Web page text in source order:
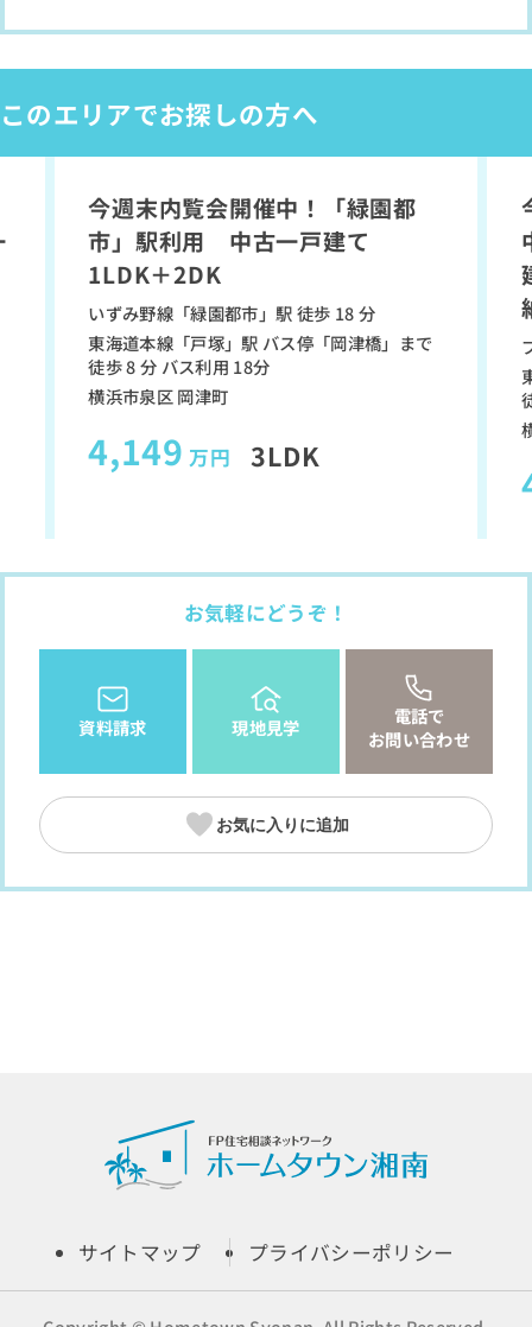
このエリアでお探しの方へ
間取り
今週末内覧会開催中！「緑園都
市」駅利用 中古一戸建て
1LDK＋2DK
いずみ野線「緑園都市」駅 徒歩 18 分
東海道本線「戸塚」駅 バス停「岡津橋」まで
徒歩 8 分 バス利用 18分
横浜市泉区 岡津町
4,149 万円 3LDK
お気軽にどうぞ！
資料請求 現地見学
電話で
お問い合わせ
お気に入りに追加
サイトマップ プライバシーポリシー